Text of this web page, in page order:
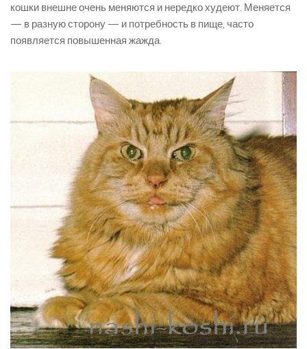
кошки внешне очень меняются и нередко худеют. Меняется
— в разную сторону — и потребность в пище, часто
появляется повышенная жажда.